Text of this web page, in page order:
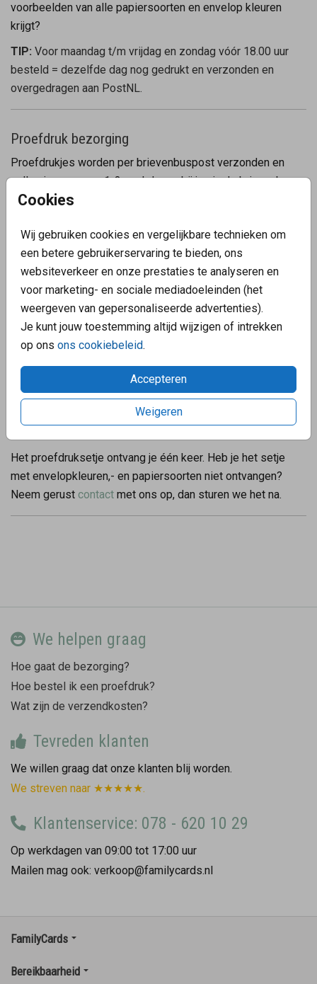
Cookies
Wij gebruiken cookies en vergelijkbare technieken om
een betere gebruikerservaring te bieden, ons
websiteverkeer en onze prestaties te analyseren en
voor marketing- en sociale mediadoeleinden (het
weergeven van gepersonaliseerde advertenties).
Je kunt jouw toestemming altijd wijzigen of intrekken
op ons ons cookiebeleid.
Accepteren
Weigeren
voorbeelden van alle papiersoorten en envelop kleuren
krijgt?
TIP: Voor maandag t/m vrijdag en zondag vóór 18.00 uur
besteld = dezelfde dag nog gedrukt en verzonden en
overgedragen aan PostNL.
Proefdruk bezorging
Proefdrukjes worden per brievenbuspost verzonden en
zullen in ongeveer 1-3 werkdagen bij jou in de brievenbus
liggen, naar België kan dit 3 tot 8 dagen duren.
Weten wanneer je proefdrukje aankomt? Lees hier alles
over PostNL brievenbus post verzendtijden:
https://www.postnl.nl/klantenservice/algemene-
bezorgdagen-tijden/hoe-laat-bezorging-brievenbuspost/
Overige informatie
Het is mogelijk om meerdere proefdrukken aan te vragen,
de eerste proefdruk zonder folie kost je slechts € 1, - en
met folie of hout € 2,50. Voor elke volgende proefdruk
betaal je de stukprijs van dezelfde kaart.
Het proefdruksetje ontvang je één keer. Heb je het setje
met envelopkleuren,- en papiersoorten niet ontvangen?
Neem gerust contact met ons op, dan sturen we het na.
We helpen graag
Hoe gaat de bezorging?
Hoe bestel ik een proefdruk?
Wat zijn de verzendkosten?
Tevreden klanten
We willen graag dat onze klanten blij worden.
We streven naar ★★★★★.
Klantenservice: 078 - 620 10 29
Op werkdagen van 09:00 tot 17:00 uur
Mailen mag ook: verkoop@familycards.nl
FamilyCards
Bereikbaarheid